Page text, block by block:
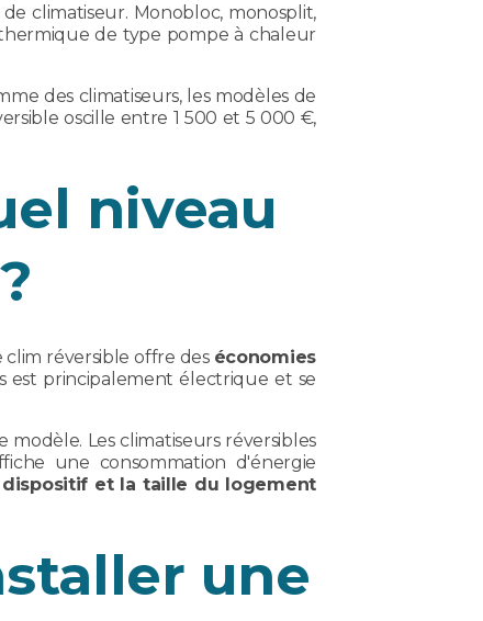
climatiseur. Monobloc, monosplit,
de type pompe à chaleur
des climatiseurs, les modèles de
oscille entre 1 500 et 5 000 €,
niveau
réversible offre des économies
est principalement électrique et se
Les climatiseurs réversibles
une consommation d'énergie
dispositif et la taille du logement
une